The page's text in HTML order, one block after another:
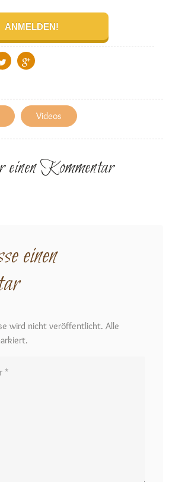
Videos
einen Kommentar
einen
wird nicht veröffentlicht. Alle